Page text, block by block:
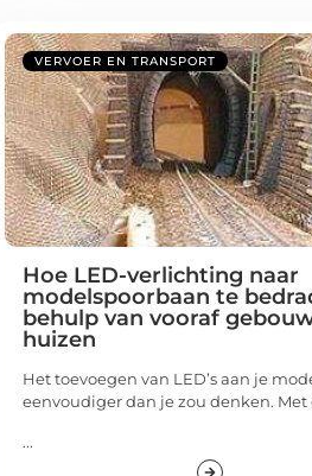
VERVOER EN TRANSPORT
Hoe LED-verlichting naar
modelspoorbaan te
behulp van vooraf
huizen
Het toevoegen van LED’s aan je
eenvoudiger dan je zou denken. Met
...